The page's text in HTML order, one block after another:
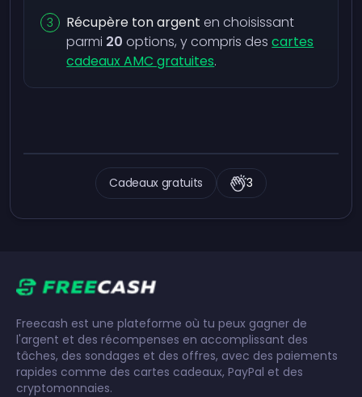
Récupère ton argent en choisissant
parmi 20 options, y compris descartes
cadeaux AMC gratuites.
Cadeaux gratuits 3
Freecash est une plateforme où tu peux gagner de
l'argent et des récompenses en accomplissant des
tâches, des sondages et des offres, avec des paiements
rapides comme des cartes cadeaux, PayPal et des
cryptomonnaies.